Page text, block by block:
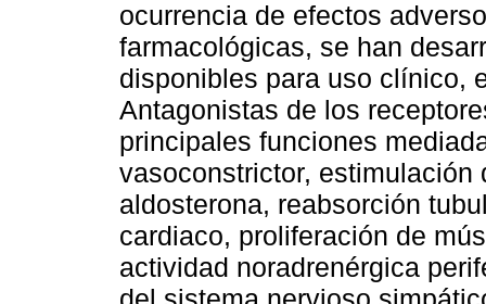
ocurrencia de efectos
farmacológicas, se han
disponibles para uso clínico,
Antagonistas de los
principales funciones
vasoconstrictor,
aldosterona, reabsorción
cardiaco, proliferación de
actividad noradrenérgica